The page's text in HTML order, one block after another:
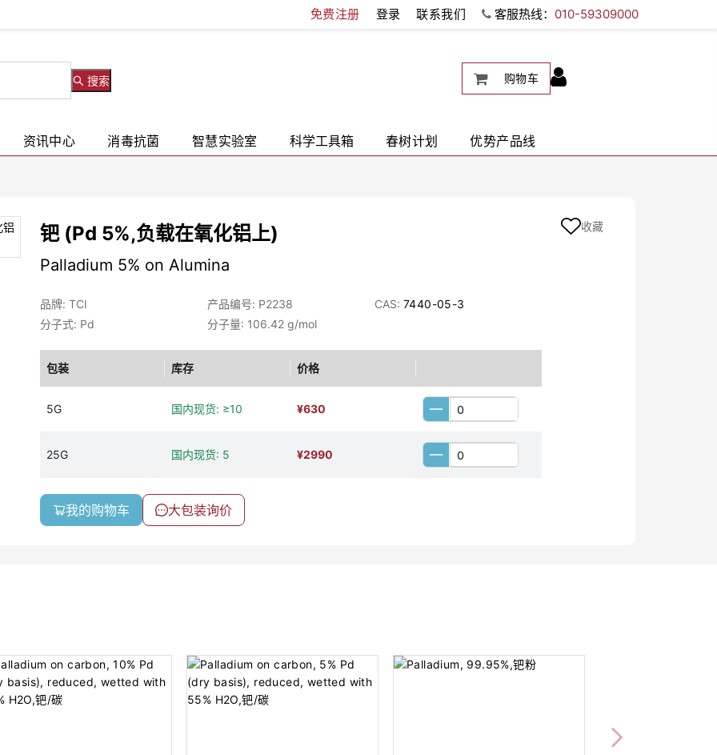
免费注册 登录 联系我们 客服热线： 010-59309000
搜索 购物车
资讯中心 消毒抗菌 智慧实验室 科学工具箱 春树计划 优势产品线
钯 (Pd 5%,负载在氧化铝上)
Palladium 5% on Alumina
品牌: TCI 产品编号: P2238 CAS: 7440-05-3
分子式: Pd
分子量: 106.42 g/mol
包装 库存 价格
5G 国内现货: ≥10 ¥630
25G 国内现货: 5 ¥2990
我的购物车 大包装询价
收藏